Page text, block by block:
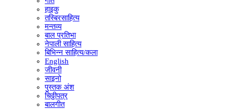
हाइकु
तस्बिरसाहित्य
मन्तव्य
बाल प्रतिभा
नेपाली साहित्य
बिभिन्न साहित्य/कला
English
जीवनी
साइनो
पुस्तक अंश
चिठ्ठीपत्र
बालगीत